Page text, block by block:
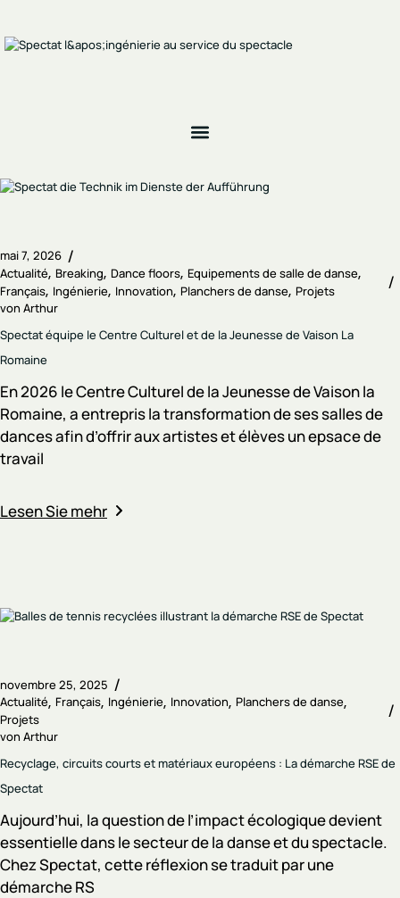
mai 7, 2026
Actualité Breaking Dance floors Equipements de salle de danse
Français Ingénierie Innovation Planchers de danse Projets
von Arthur
Spectat équipe le Centre Culturel et de la Jeunesse de Vaison La
Romaine
En 2026 le Centre Culturel de la Jeunesse de Vaison la
Romaine, a entrepris la transformation de ses salles de
dances afin d’offrir aux artistes et élèves un epsace de
travail
Lesen Sie mehr
novembre 25, 2025
Actualité Français Ingénierie Innovation Planchers de danse
Projets
von Arthur
Recyclage, circuits courts et matériaux européens : La démarche RSE de
Spectat
Aujourd’hui, la question de l’impact écologique devient
essentielle dans le secteur de la danse et du spectacle.
Chez Spectat, cette réflexion se traduit par une
démarche RS